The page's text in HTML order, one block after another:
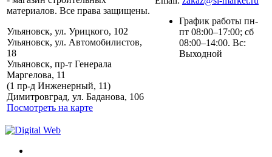
материалов. Все права защищены.
Ульяновск, ул. Урицкого, 102
Ульяновск, ул. Автомобилистов,
18
Ульяновск, пр-т Генерала
Маргелова, 11
(1 пр-д Инженерный, 11)
Димитровград, ул. Баданова, 106
Посмотреть на карте
График работы пн-
пт 08:00–17:00; сб
08:00–14:00. Вс:
Выходной